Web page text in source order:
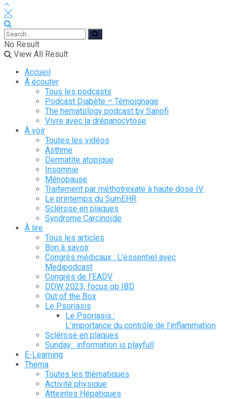
No Result
View All Result
Accueil
À écouter
Tous les podcasts
Podcast Diabète – Témoignage
The hematology podcast by Sanofi
Vivre avec la drépanocytose
À voir
Toutes les vidéos
Asthme
Dermatite atopique
Insomnie
Ménopause
Traitement par méthotrexate à haute dose IV
Le printemps du SumEHR
Sclérose en plaques
Syndrome Carcinoïde
À lire
Tous les articles
Bon à savoir
Congrès médicaux : L’essentiel avec
Medipodcast
Congrès de l’EADV
DDW 2023, focus op IBD
Out of the Box
Le Psoriasis
Le Psoriasis :
L’importance du contrôle de l’inflammation
Sclérose en plaques
Sunday : information is playfull
E-Learning
Thema
Toutes les thématiques
Activité physique
Atteintes Hépatiques